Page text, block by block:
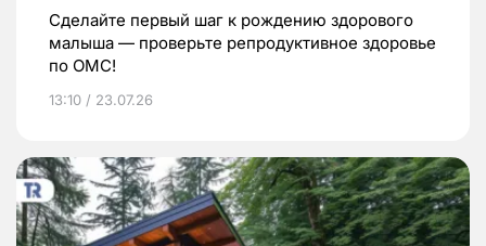
Сделайте первый шаг к рождению здорового
малыша — проверьте репродуктивное здоровье
по ОМС!
13:10 / 23.07.26